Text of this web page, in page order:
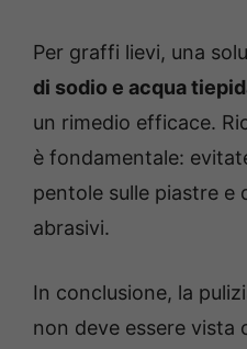
Per graffi lievi, una
di sodio e acqua
un rimedio efficace.
è fondamentale:
pentole sulle piastre e
abrasivi.
In conclusione, la
non deve essere vista